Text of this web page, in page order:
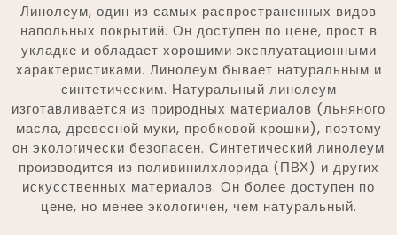
Линолеум, один из самых распространенных видов
напольных покрытий. Он доступен по цене, прост в
укладке и обладает хорошими эксплуатационными
характеристиками. Линолеум бывает натуральным и
синтетическим. Натуральный линолеум
изготавливается из природных материалов (льняного
масла, древесной муки, пробковой крошки), поэтому
он экологически безопасен. Синтетический линолеум
производится из поливинилхлорида (ПВХ) и других
искусственных материалов. Он более доступен по
цене, но менее экологичен, чем натуральный.